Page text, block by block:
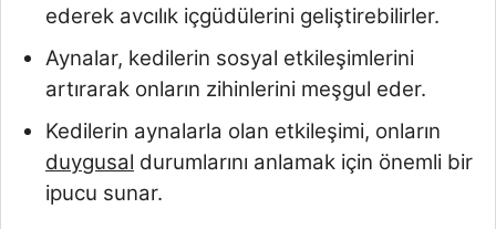
ederek avcılık içgüdülerini geliştirebilirler.
Aynalar, kedilerin sosyal etkileşimlerini
artırarak onların zihinlerini meşgul eder.
Kedilerin aynalarla olan etkileşimi, onların
duygusal durumlarını anlamak için önemli bir
ipucu sunar.